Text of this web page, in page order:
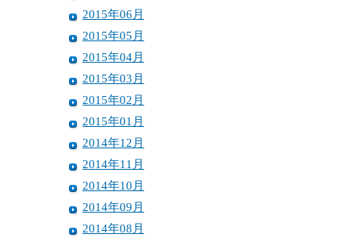
2015年06月
2015年05月
2015年04月
2015年03月
2015年02月
2015年01月
2014年12月
2014年11月
2014年10月
2014年09月
2014年08月